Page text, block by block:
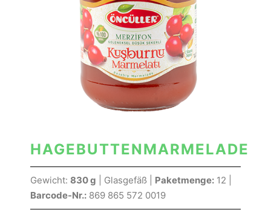
HAGEBUTTENMARMELADE
Gewicht: 830 g | Glasgefäß | Paketmenge: 12 |
Barcode-Nr.: 869 865 572 0019